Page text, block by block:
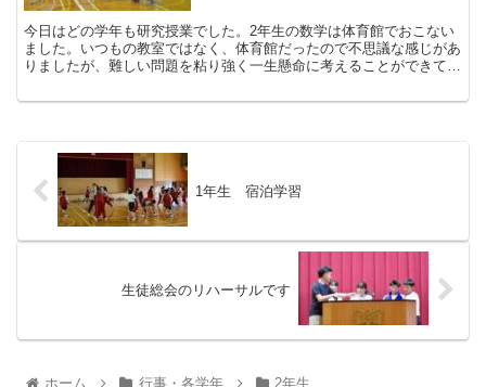
今日はどの学年も研究授業でした。2年生の数学は体育館でおこない
ました。いつもの教室ではなく、体育館だったので不思議な感じがあ
りましたが、難しい問題を粘り強く一生懸命に考えることができてい
1年生 宿泊学習
生徒総会のリハーサルです
ホーム 行事・各学年 2年生